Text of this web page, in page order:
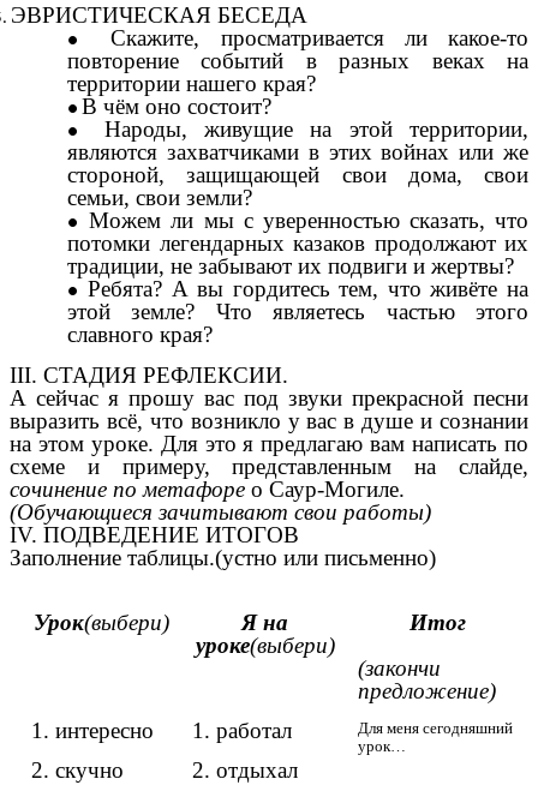
ЭВРИСТИЧЕСКАЯ БЕСЕДА
Скажите, просматривается ли какое-то
повторение событий в разных веках на
территории нашего края?
В чём оно состоит?
Народы, живущие на этой территории,
являются захватчиками в этих войнах или же
стороной, защищающей свои дома, свои
семьи, свои земли?
Можем ли мы с уверенностью сказать, что
потомки легендарных казаков продолжают их
традиции, не забывают их подвиги и жертвы?
Ребята? А вы гордитесь тем, что живёте на
этой земле? Что являетесь частью этого
славного края?
ІІІ. СТАДИЯ РЕФЛЕКСИИ.
А сейчас я прошу вас под звуки прекрасной песни
выразить всё, что возникло у вас в душе и сознании
на этом уроке. Для это я предлагаю вам написать по
схеме и примеру, представленным на слайде,
сочинение по метафоре о Саур-Могиле.
(Обучающиеся зачитывают свои работы)
ІV. ПОДВЕДЕНИЕ ИТОГОВ
Заполнение таблицы.(устно или письменно)
Урок(выбери)
Я на
уроке(выбери)
Итог
(закончи
предложение)
1. интересно
1. работал
Для меня сегодняшний
урок…
2. скучно
2. отдыхал